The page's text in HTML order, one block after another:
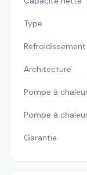
Type
Refroidissement
Architecture
Pompe à
Pompe à
Garantie